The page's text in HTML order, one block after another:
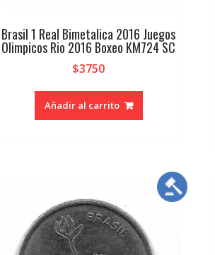
Brasil 1 Real Bimetalica 2016 Juegos
Olimpicos Rio 2016 Boxeo KM724 SC
$3750
Añadir al carrito